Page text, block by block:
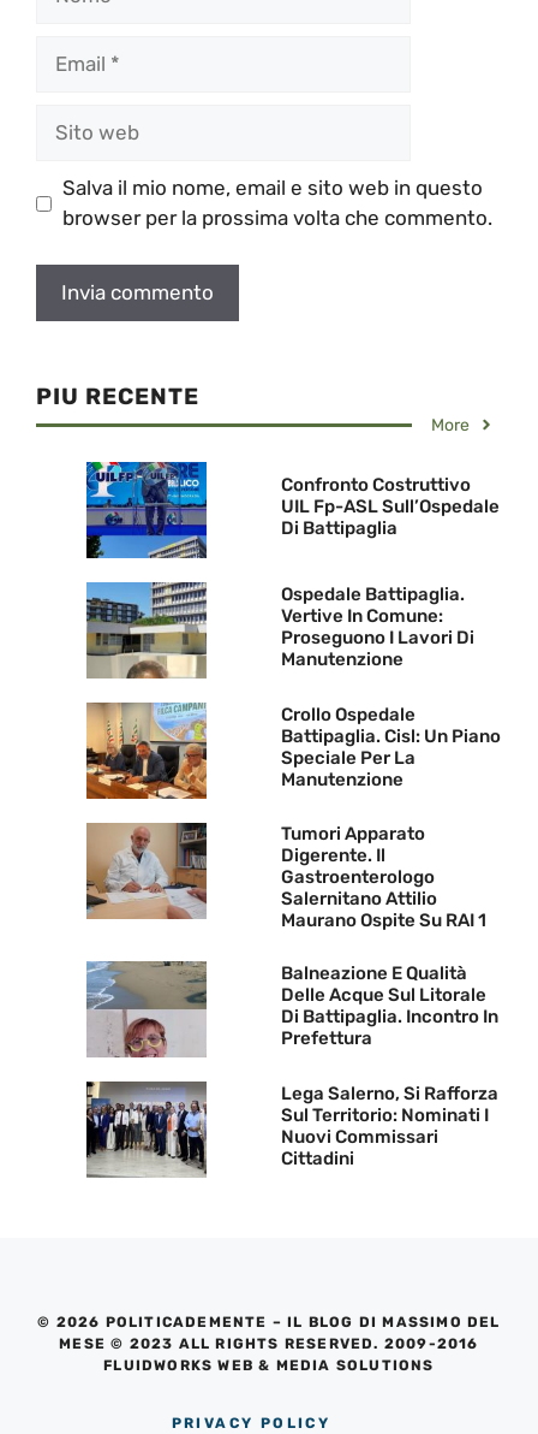
Salva il mio nome, email e sito web in questo
browser per la prossima volta che commento.
PIU RECENTE
More
Confronto Costruttivo
UIL Fp-ASL Sull’Ospedale
Di Battipaglia
Ospedale Battipaglia.
Vertive In Comune:
Proseguono I Lavori Di
Manutenzione
Crollo Ospedale
Battipaglia. Cisl: Un Piano
Speciale Per La
Manutenzione
Tumori Apparato
Digerente. Il
Gastroenterologo
Salernitano Attilio
Maurano Ospite Su RAI 1
Balneazione E Qualità
Delle Acque Sul Litorale
Di Battipaglia. Incontro In
Prefettura
Lega Salerno, Si Rafforza
Sul Territorio: Nominati I
Nuovi Commissari
Cittadini
© 2026 POLITICADEMENTE – IL BLOG DI MASSIMO DEL
MESE © 2023 ALL RIGHTS RESERVED. 2009-2016
FLUIDWORKS WEB & MEDIA SOLUTIONS
PRIVACY POLICY